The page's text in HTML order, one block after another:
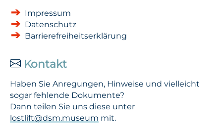
Impressum
Datenschutz
Barrierefreiheitserklärung
Kontakt
Haben Sie Anregungen, Hinweise und vielleicht
sogar fehlende Dokumente?
Dann teilen Sie uns diese unter
lostlift@dsm.museum mit.